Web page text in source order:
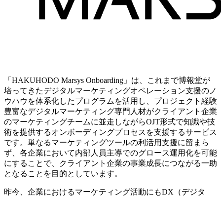
「HAKUHODO Marsys Onboarding」は、これまで博報堂が
培ってきたデジタルマーケティングオペレーション支援のノ
ウハウを体系化したプログラムを活用し、プロジェクト経験
豊富なデジタルマーケティング専門人材がクライアント企業
のマーケティングチームに並走しながらOJT形式で知識や技
術を提供するオンボーディングプロセスを支援するサービス
です。単なるマーケティングツールの利活用支援に留まら
ず、各企業において内部人員主導でのグロース運用化を可能
にすることで、クライアント企業の事業成長につながる一助
となることを目的としています。
昨今、企業におけるマーケティング活動にもDX（デジタ